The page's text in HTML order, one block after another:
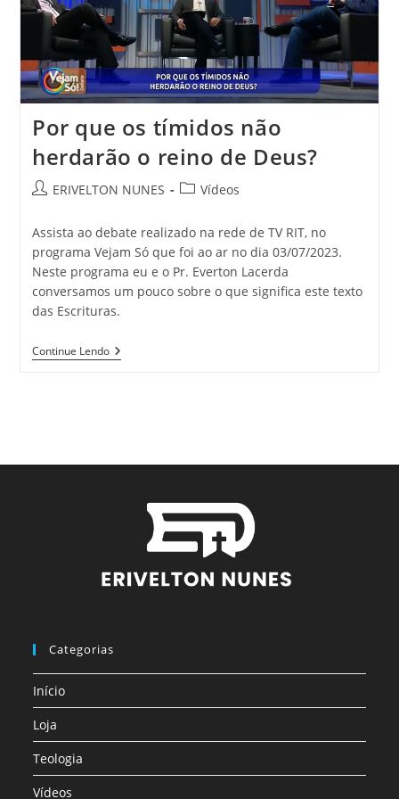
Por que os tímidos não
herdarão o reino de Deus?
ERIVELTON NUNES Vídeos
Assista ao debate realizado na rede de TV RIT, no
programa Vejam Só que foi ao ar no dia 03/07/2023.
Neste programa eu e o Pr. Everton Lacerda
conversamos um pouco sobre o que significa este texto
das Escrituras.
Continue Lendo
Categorias
Início
Loja
Teologia
Vídeos